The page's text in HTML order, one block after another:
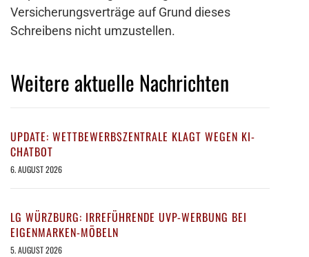
Versicherungsverträge auf Grund dieses
Schreibens nicht umzustellen.
Weitere aktuelle Nachrichten
UPDATE: WETTBEWERBSZENTRALE KLAGT WEGEN KI-
CHATBOT
6. AUGUST 2026
LG WÜRZBURG: IRREFÜHRENDE UVP-WERBUNG BEI
EIGENMARKEN-MÖBELN
5. AUGUST 2026